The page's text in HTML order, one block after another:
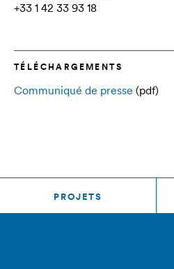
+33 1 42 33 93 18
TÉLÉCHARGEMENTS
Communiqué de presse (pdf)
PROJETS